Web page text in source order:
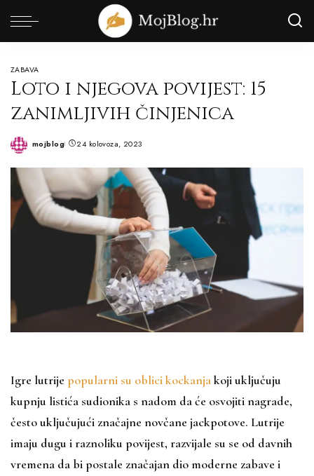
ZABAVA
Loto i njegova povijest: 15
zanimljivih činjenica
Posted
mojblog 24 kolovoza, 2023
Igre lutrije popularni su oblici kockanjakoji uključuju
kupnju listića sudionika s nadom da će osvojiti nagrade,
često uključujući značajne novčane jackpotove. Lutrije
imaju dugu i raznoliku povijest, razvijale su se od davnih
vremena da bi postale značajan dio moderne zabave i